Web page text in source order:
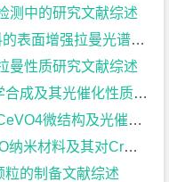
测中的研究文献综述
强拉曼光谱研究文献综述
曼性质研究文献综述
其光催化性质文献综述
构及光催化活性文献综述
（VI）的光降解研究文献综述
粒的制备文献综述